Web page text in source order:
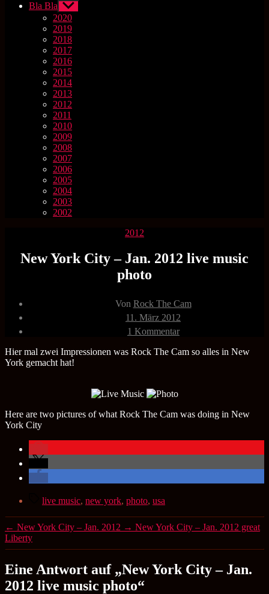
Bla Bla Untermenü
anzeigen
2020
2019
2018
2017
2016
2015
2014
2013
2012
2011
2010
2009
2008
2007
2006
2005
2004
2003
2002
Kategorien
2012
New York City – Jan. 2012 live music
photo
Beitragsautor
Von Rock The Cam
Veröffentlichungsdatum
11. März 2012
1 Kommentarzu
New
York
music
Hier mal zwei Impressionen was Rock The Cam so alles in New
York gemacht hat!
Here are two pictures of what Rock The Cam was doing in New
York City
Schlagwörter
live music, new york, photo, usa
← New York City – Jan. 2012 → New York City – Jan. 2012 great
Liberty
Eine Antwort auf „New York City – Jan.
2012 live music photo“